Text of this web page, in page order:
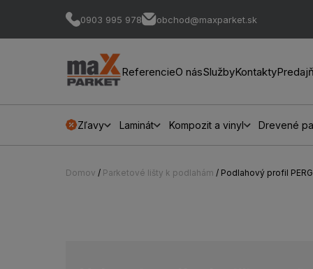
0903 995 978 obchod@maxparket.sk
ReferencieO násSlužbyKontakty
Zľavy Laminát Kompozit a vinyl Drevené
Domov / Parketové lišty k podlahám / Podlahový profil